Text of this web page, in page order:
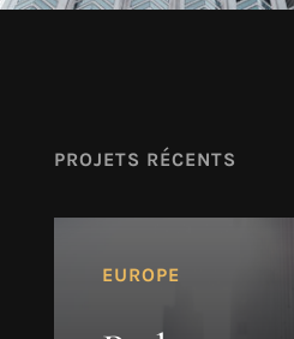
PROJETS RÉCENTS
EUROPE